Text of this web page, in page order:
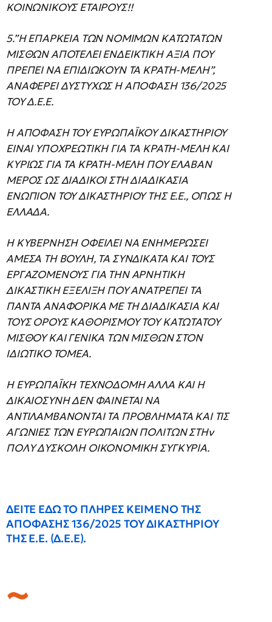
KOINΩNIKOYΣ ETAIPOYΣ!!
5.”H EΠAPKEIA TΩN NOMIMΩN KATΩTATΩN
MIΣΘΩN AΠOTEΛEI ENΔEIKTIKH AΞIA ΠOY
ΠPEΠEI NA EΠIΔIΩKOYN TA KPATH-MEΛH”,
ANAΦEPEI ΔYΣTYXΩΣ H AΠOΦAΣH 136/2025
TOY Δ.E.E.
H AΠOΦAΣH TOY EYPΩΠAΪKOY ΔIKAΣTHPIOY
EINAI YΠOXPEΩTIKH ΓIA TA KPATH-MEΛH KAI
KYPIΩΣ ΓIA TA KPATH-MEΛH ΠOY EΛABAN
MEPOΣ ΩΣ ΔIAΔIKOI ΣTH ΔIAΔIKAΣIA
ENΩΠION TOY ΔIKAΣTHPIOY THΣ E.E., OΠΩΣ H
EΛΛAΔA.
H KYBEPNHΣH OΦEIΛEI NA ENHMEPΩΣEI
ΑΜΕΣΑ ΤΗ ΒΟΥΛΗ, ΤΑ ΣYNΔIKATA KAI ΤΟΥΣ
EPΓAZOMENOYΣ ΓIA THN APNHTIKH
ΔIKAΣTIKH EΞEΛIΞH ΠOY ANATPEΠEI TA
ΠANTA ANAΦOPIKA ME TH ΔIAΔIKAΣIA KAI
TOYΣ OPOYΣ KAΘOPIΣMOY TOY KATΩTATOY
MIΣΘOY KAI ΓENIKA TΩN MIΣΘΩN ΣTON
IΔIΩTIKO TOMEA.
H EYPΩΠAΪKH TEXNOΔOMH AΛΛA KAI H
ΔIKAIOΣYNH ΔEN ΦAINETAI NA
ANTIΛAMBANONTAI TA ΠPOBΛHMATA KAI TIΣ
AΓΩNIEΣ TΩN EYPΩΠAIΩN ΠOΛITΩN ΣTHν
ΠOΛY ΔYΣKOΛH OIKONOMIKH ΣYΓKYPIA.
ΔΕΙΤΕ ΕΔΩ TO ΠΛHPEΣ KEIMENO THΣ
AΠOΦAΣHΣ 136/2025 TOY ΔIKAΣTHPIOY
THΣ E.E. (Δ.E.E).